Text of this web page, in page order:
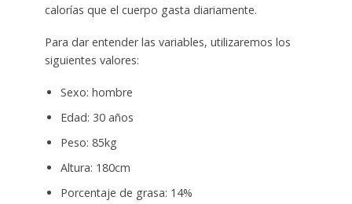
calorías que el cuerpo gasta diariamente.
Para dar entender las variables, utilizaremos los
siguientes valores:
Sexo: hombre
Edad: 30 años
Peso: 85kg
Altura: 180cm
Porcentaje de grasa: 14%